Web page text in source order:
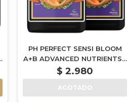
PH PERFECT SENSI BLOOM
A+B ADVANCED NUTRIENTS -
1L
$ 2.980
AGOTADO